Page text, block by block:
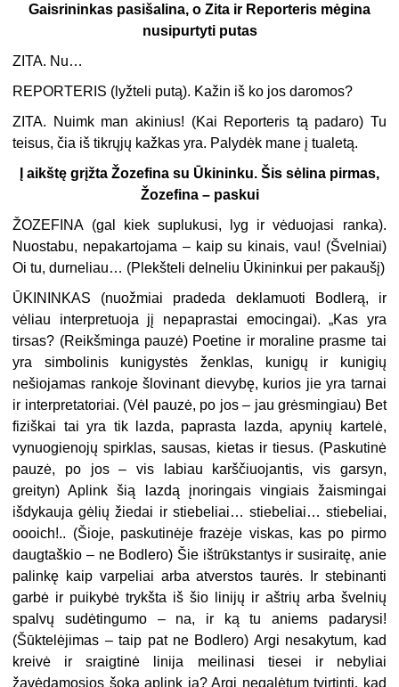
Gaisrininkas pasišalina, o Zita ir Reporteris mėgina
nusipurtyti putas
ZITA. Nu…
REPORTERIS ( lyžteli putą). Kažin iš ko jos daromos?
ZITA. Nuimk man akinius! (Kai Reporteris tą padaro) Tu
teisus, čia iš tikrųjų kažkas yra. Palydėk mane į tualetą.
Į aikštę grįžta Žozefina su Ūkininku. Šis sėlina pirmas,
Žozefina – paskui
ŽOZEFINA (gal kiek suplukusi, lyg ir vėduojasi ranka).
Nuostabu, nepakartojama – kaip su kinais, vau! (Švelniai)
Oi tu, durneliau… (Plekšteli delneliu Ūkininkui per pakaušį)
ŪKININKAS (nuožmiai pradeda deklamuoti Bodlerą, ir
vėliau interpretuoja jį nepaprastai emocingai). „Kas yra
tirsas? (Reikšminga pauzė) Poetine ir moraline prasme tai
yra simbolinis kunigystės ženklas, kunigų ir kunigių
nešiojamas rankoje šlovinant dievybę, kurios jie yra tarnai
ir interpretatoriai. (Vėl pauzė, po jos – jau grėsmingiau) Bet
fiziškai tai yra tik lazda, paprasta lazda, apynių kartelė,
vynuogienojų spirklas, sausas, kietas ir tiesus. (Paskutinė
pauzė, po jos – vis labiau karščiuojantis, vis garsyn,
greityn) Aplink šią lazdą įnoringais vingiais žaismingai
išdykauja gėlių žiedai ir stiebeliai… stiebeliai… stiebeliai,
oooich!.. (Šioje, paskutinėje frazėje viskas, kas po pirmo
daugtaškio – ne Bodlero) Šie ištrūkstantys ir susiraitę, anie
palinkę kaip varpeliai arba atverstos taurės. Ir stebinanti
garbė ir puikybė trykšta iš šio linijų ir aštrių arba švelnių
spalvų sudėtingumo – na, ir ką tu aniems padarysi!
(Šūktelėjimas – taip pat ne Bodlero) Argi nesakytum, kad
kreivė ir sraigtinė linija meilinasi tiesei ir nebyliai
žavėdamosios šoka aplink ją? Argi negalėtum tvirtinti, kad